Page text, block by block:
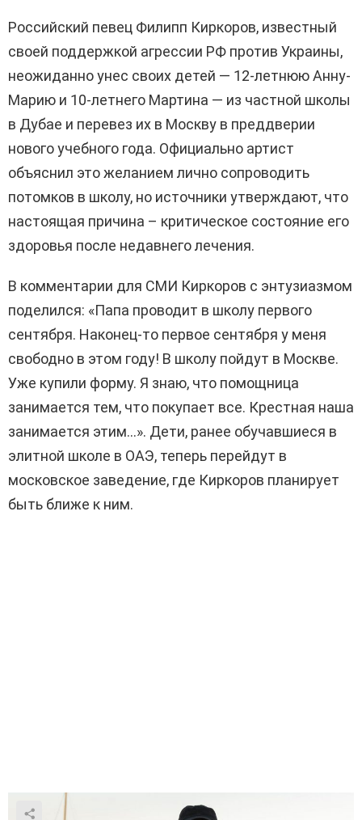
Российский певец Филипп Киркоров, известный
своей поддержкой агрессии РФ против Украины,
неожиданно унес своих детей — 12-летнюю Анну-
Марию и 10-летнего Мартина — из частной школы
в Дубае и перевез их в Москву в преддверии
нового учебного года. Официально артист
объяснил это желанием лично сопроводить
потомков в школу, но источники утверждают, что
настоящая причина – критическое состояние его
здоровья после недавнего лечения.
В комментарии для СМИ Киркоров с энтузиазмом
поделился: «Папа проводит в школу первого
сентября. Наконец-то первое сентября у меня
свободно в этом году! В школу пойдут в Москве.
Уже купили форму. Я знаю, что помощница
занимается тем, что покупает все. Крестная наша
занимается этим…». Дети, ранее обучавшиеся в
элитной школе в ОАЭ, теперь перейдут в
московское заведение, где Киркоров планирует
быть ближе к ним.